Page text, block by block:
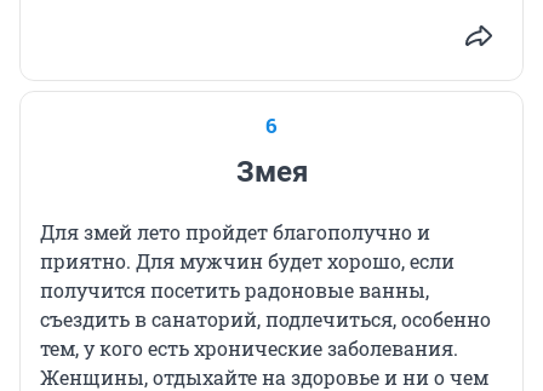
6
Змея
Для змей лето пройдет благополучно и
приятно. Для мужчин будет хорошо, если
получится посетить радоновые ванны,
съездить в санаторий, подлечиться, особенно
тем, у кого есть хронические заболевания.
Женщины, отдыхайте на здоровье и ни о чем